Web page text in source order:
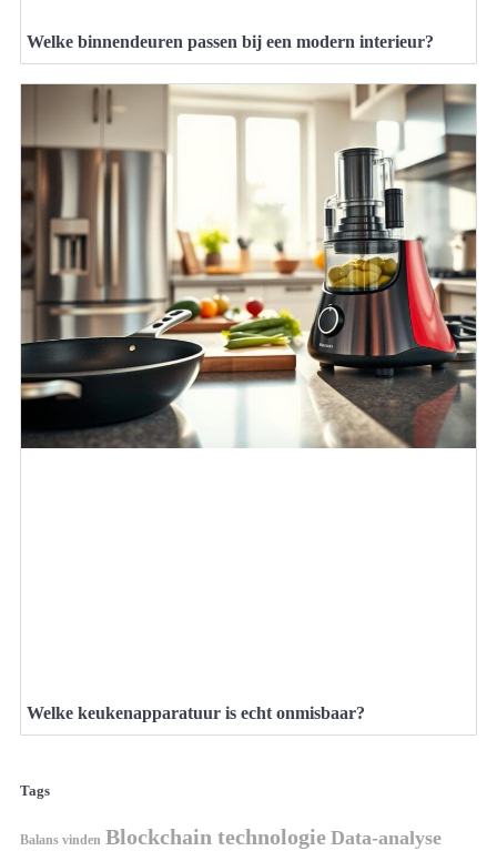
Welke binnendeuren passen bij een modern interieur?
Welke keukenapparatuur is echt onmisbaar?
Tags
Balans vinden Blockchain technologie Data-analyse